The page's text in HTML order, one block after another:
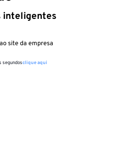
inteligentes
site da empresa
segundosclique aqui